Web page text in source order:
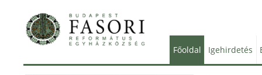
Főoldal Igehirdetés